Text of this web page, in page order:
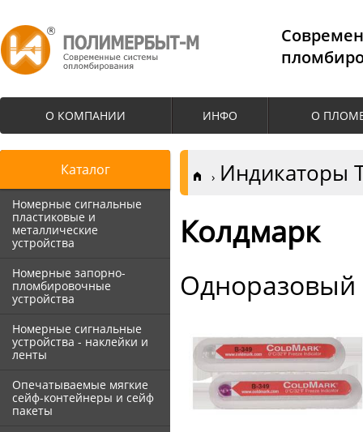
О КОМПАНИИ ИНФО О
Каталог
Номерные сигнальные
пластиковые и
металлические
устройства
Номерные запорно-
пломбировочные
устройства
Номерные сигнальные
устройства - наклейки и
ленты
Опечатываемые мягкие
сейф-контейнеры и сейф
пакеты
Индикаторы
Колдмарк
Одноразовый